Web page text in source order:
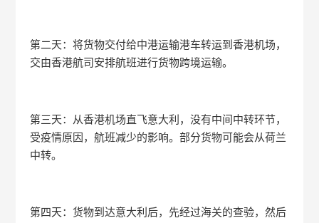
第二天：将货物交付给中港运输港车转运到香港机场，
交由香港航司安排航班进行货物跨境运输。
第三天：从香港机场直飞意大利，没有中间中转环节，
受疫情原因，航班减少的影响。部分货物可能会从荷兰
中转。
第四天：货物到达意大利后，先经过海关的查验，然后